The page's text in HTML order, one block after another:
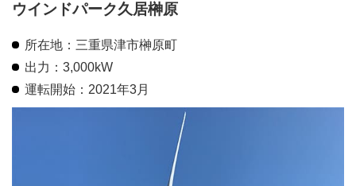
ウインドパーク久居榊原
所在地：三重県津市榊原町
出力：3,000kW
運転開始：2021年3月